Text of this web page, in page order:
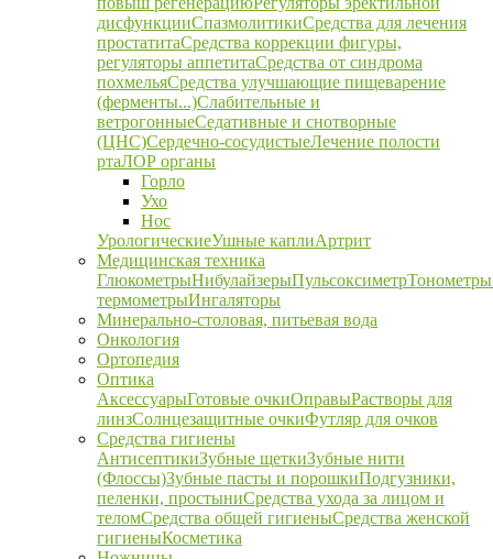
дисфункцииСпазмолитикиСредства для лечения
простатитаСредства коррекции фигуры,
регуляторы аппетитаСредства от синдрома
похмельяСредства улучшающие пищеварение
(ферменты...)Слабительные и
ветрогонныеСедативные и снотворные
(ЦНС)Сердечно-сосудистыеЛечение полости
ртаЛОР органы
Горло
Ухо
Нос
УрологическиеУшные каплиАртрит
Медицинская техника
ГлюкометрыНибулайзерыПульсоксиметрТонометры
термометрыИнгаляторы
Минерально-столовая, питьевая вода
Онкология
Ортопедия
Оптика
АксессуарыГотовые очкиОправыРастворы для
линзСолнцезащитные очкиФутляр для очков
Средства гигиены
АнтисептикиЗубные щеткиЗубные нити
(Флоссы)Зубные пасты и порошкиПодгузники,
пеленки, простыниСредства ухода за лицом и
теломСредства общей гигиеныСредства женской
гигиеныКосметика